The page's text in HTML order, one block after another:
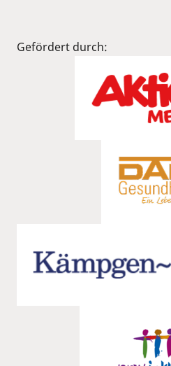
Gefördert durch: